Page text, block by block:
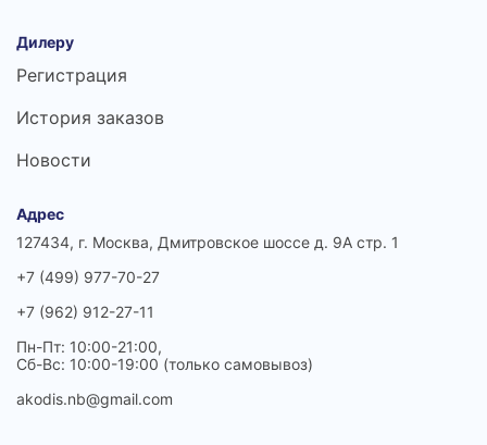
Дилеру
Регистрация
История заказов
Новости
Адрес
127434, г. Москва, Дмитровское шоссе д. 9А стр. 1
+7 (499) 977-70-27
+7 (962) 912-27-11
Пн-Пт: 10:00-21:00,
Сб-Вс: 10:00-19:00 (только самовывоз)
akodis.nb@gmail.com